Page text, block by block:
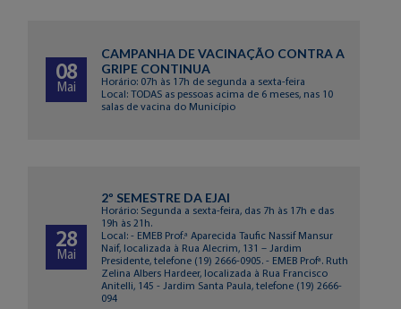
08
Mai
CAMPANHA DE VACINAÇÃO CONTRA A
GRIPE CONTINUA
Horário: 07h às 17h de segunda a sexta-feira
Local: TODAS as pessoas acima de 6 meses, nas 10
salas de vacina do Município
28
Mai
2º SEMESTRE DA EJAI
Horário: Segunda a sexta-feira, das 7h às 17h e das
19h às 21h.
Local: - EMEB Prof.ª Aparecida Taufic Nassif Mansur
Naif, localizada à Rua Alecrim, 131 – Jardim
Presidente, telefone (19) 2666-0905. - EMEB Profª. Ruth
Zelina Albers Hardeer, localizada à Rua Francisco
Anitelli, 145 - Jardim Santa Paula, telefone (19) 2666-
094